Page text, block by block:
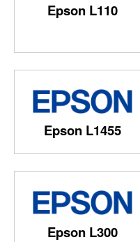
Epson L110
Epson L1455
Epson L300